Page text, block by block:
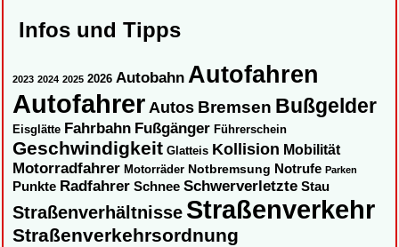
Infos und Tipps
2023 2024 2025 2026 Autobahn Autofahren
Autofahrer Autos Bremsen Bußgelder
Eisglätte Fahrbahn Fußgänger Führerschein
Geschwindigkeit Glatteis Kollision Mobilität
Motorradfahrer Motorräder Notbremsung Notrufe Parken
Punkte Radfahrer Schnee Schwerverletzte Stau
Straßenverhältnisse Straßenverkehr
Straßenverkehrsordnung